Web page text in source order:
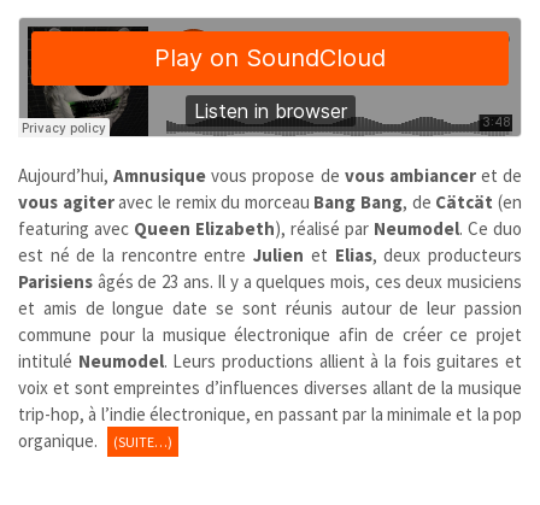
Aujourd’hui,Amnusique vous propose de vous ambianceret de
vous agiteravec le remix du morceau Bang Bang, de Cätcät (en
featuring avec Queen Elizabeth), réalisé par Neumodel. Ce duo
est né de la rencontre entreJulien et Elias, deux producteurs
Parisiens âgés de 23 ans. Il y a quelques mois, ces deux musiciens
et amis de longue date se sont réunis autour de leur passion
commune pour la musique électronique afin de créer ce projet
intitulé Neumodel. Leurs productions allient à la fois guitares et
voix et sont empreintes d’influences diverses allant de la musique
trip-hop, à l’indie électronique, en passant par la minimale et la pop
organique.
(SUITE…)